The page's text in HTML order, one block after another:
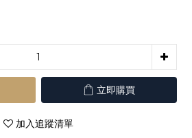
立即購買
加入追蹤清單